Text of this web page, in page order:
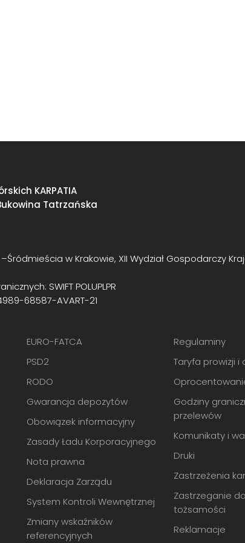
KARPATIA
Tatrzańska
w Krakowie, XII Wydział Gospodarczy
SWIFT POLUPLPR
68587-AVART-21
EURO-FATCA
PSD2
RODO
Gwarancja depozytów
Obowiązek informacyjny
Zasady Ładu Korporacyjnego
Nota prawna
Deklaracja Zarządu
System Kontroli Wewnętrznej
Zmiany wskaźników
referencyjnych
Regulaminy
Taryfa prowizji i
Godziny
przelewów
Komunikaty i
Druki
Zastrzeżenia
Zastrzeganie
tożsamości
Reklamacje